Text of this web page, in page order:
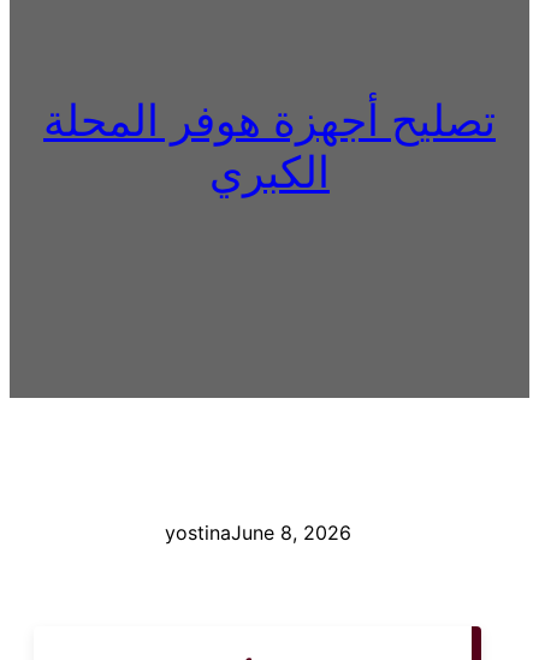
تصليح أجهزة هوفر المحلة
الكبري
yostinaJune 8, 2026